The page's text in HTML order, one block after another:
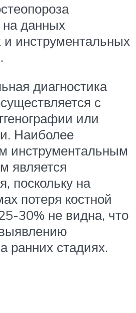
на данных
инструментальных
диагностика
с
или
Наиболее
инструментальным
является
поскольку на
потеря костной
30% не видна, что
ранних стадиях.